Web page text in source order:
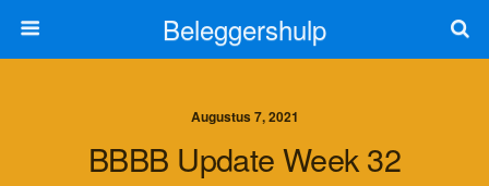
Beleggershulp
Augustus 7, 2021
BBBB Update Week 32